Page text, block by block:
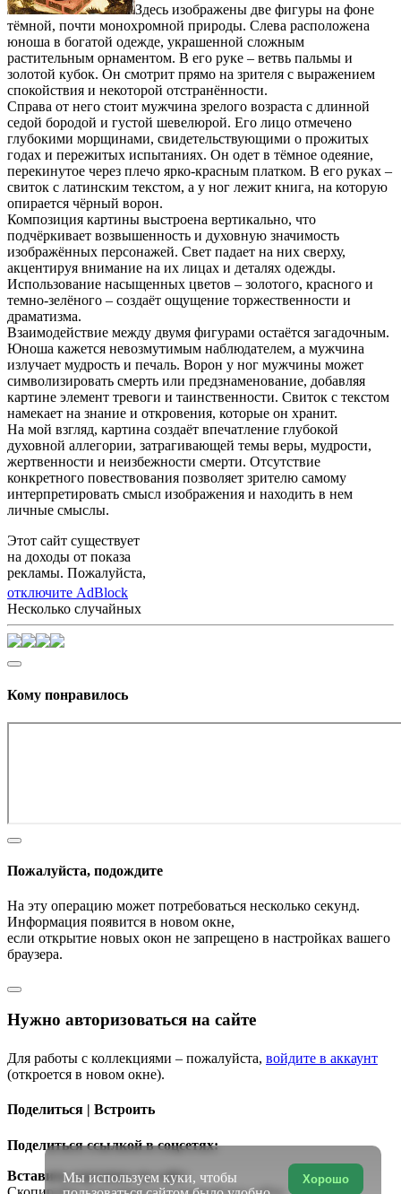
Здесь изображены две фигуры на фоне
тёмной, почти монохромной природы. Слева расположена
юноша в богатой одежде, украшенной сложным
растительным орнаментом. В его руке – ветвь пальмы и
золотой кубок. Он смотрит прямо на зрителя с выражением
спокойствия и некоторой отстранённости.
Справа от него стоит мужчина зрелого возраста с длинной
седой бородой и густой шевелюрой. Его лицо отмечено
глубокими морщинами, свидетельствующими о прожитых
годах и пережитых испытаниях. Он одет в тёмное одеяние,
перекинутое через плечо ярко-красным платком. В его руках –
свиток с латинским текстом, а у ног лежит книга, на которую
опирается чёрный ворон.
Композиция картины выстроена вертикально, что
подчёркивает возвышенность и духовную значимость
изображённых персонажей. Свет падает на них сверху,
акцентируя внимание на их лицах и деталях одежды.
Использование насыщенных цветов – золотого, красного и
темно-зелёного – создаёт ощущение торжественности и
драматизма.
Взаимодействие между двумя фигурами остаётся загадочным.
Юноша кажется невозмутимым наблюдателем, а мужчина
излучает мудрость и печаль. Ворон у ног мужчины может
символизировать смерть или предзнаменование, добавляя
картине элемент тревоги и таинственности. Свиток с текстом
намекает на знание и откровения, которые он хранит.
На мой взгляд, картина создаёт впечатление глубокой
духовной аллегории, затрагивающей темы веры, мудрости,
жертвенности и неизбежности смерти. Отсутствие
конкретного повествования позволяет зрителю самому
интерпретировать смысл изображения и находить в нем
личные смыслы.
Этот сайт существует
на доходы от показа
рекламы. Пожалуйста,
отключите AdBlock
Несколько случайных
Кому понравилось
Пожалуйста, подождите
На эту операцию может потребоваться несколько секунд.
Информация появится в новом окне,
если открытие новых окон не запрещено в настройках вашего
браузера.
Нужно авторизоваться на сайте
Для работы с коллекциями – пожалуйста, войдите в аккаунт
(откроется в новом окне).
Поделиться | Встроить
Поделиться ссылкой в соцсетях:
Вставить картинку на сайт:
Хорошо
Мы используем куки, чтобы